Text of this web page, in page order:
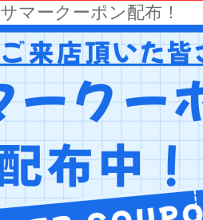
サマークーポン配布！